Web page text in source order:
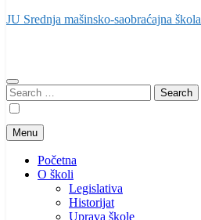
JU Srednja mašinsko-saobraćajna škola
Search
for:
Menu
Početna
O školi
Legislativa
Historijat
Uprava škole